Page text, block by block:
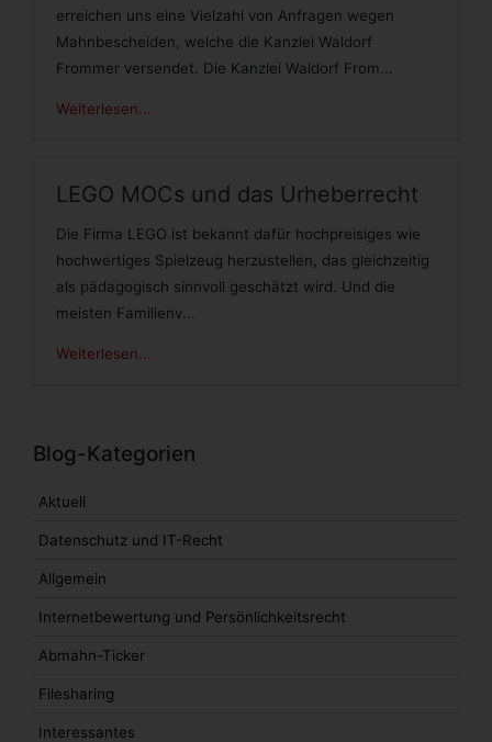
erreichen uns eine Vielzahl von Anfragen wegen
Mahnbescheiden, welche die Kanzlei Waldorf
Frommer versendet. Die Kanzlei Waldorf From...
Weiterlesen...
LEGO MOCs und das Urheberrecht
Die Firma LEGO ist bekannt dafür hochpreisiges wie
hochwertiges Spielzeug herzustellen, das gleichzeitig
als pädagogisch sinnvoll geschätzt wird. Und die
meisten Familienv...
Weiterlesen...
Blog-Kategorien
Aktuell
Datenschutz und IT-Recht
Allgemein
Internetbewertung und Persönlichkeitsrecht
Abmahn-Ticker
Filesharing
Interessantes